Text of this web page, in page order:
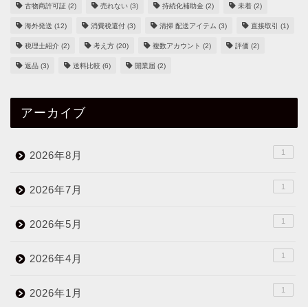
古物商許可証 (2) 売れない (3) 持続化補助金 (2) 未着 (2)
海外発送 (12) 消費税還付 (3) 清掃 配送アイテム (3) 直接取引 (1)
税理士紹介 (2) 考え方 (20) 複数アカウント (2) 評価 (2)
返品 (3) 送料比較 (6) 開業届 (2)
アーカイブ
2026年8月 1
2026年7月 1
2026年5月 1
2026年4月 1
2026年1月 1